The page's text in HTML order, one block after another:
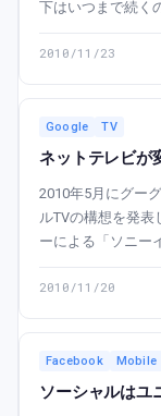
下はいつまで続くのか？｣ ) 。 個人的に
2010/11/23
Google TV
ネットテレビが
2010年5月にグー
ルTVの構想を発
ーによる「ソニー
面に表示される検
2010/11/20
Facebook Mobile
ソーシャルはユ